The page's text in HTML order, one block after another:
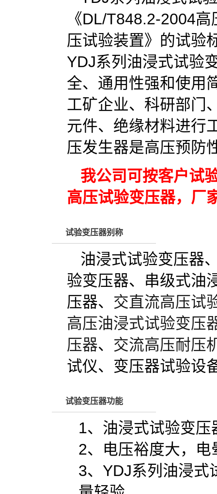
《DL/T848.2-2004
压试验装置》的试验
YDJ系列油浸式试验
全、通用性强和使用
工矿企业、科研部门
元件、绝缘材料进行
压发生器是高压预防
我公司可按客户试
高压试验变压器，厂
试验变压器别称
油浸式试验变压器
验变压器、串级式油
压器、 交直流高压试
高压油浸式试验变压
压器、 交流高压耐压
试仪、变压器试验设
试验变压器功能
1、油浸式试验变
2、电压裕度大，
3、YDJ系列油浸式